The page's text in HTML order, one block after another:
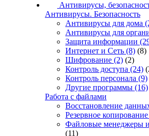
Антивирусы,
Антивирусы. Безопасность
Антивирусы для дома
Антивирусы для
Защита информации
Интернет и Сеть (8) (8)
Шифрование (2) (2)
Контроль доступа (24)
Контроль персонала (9)
Другие программы (16)
Работа с файлами
Восстановление
Резервное копирование
Файловые менеджеры и
(11)